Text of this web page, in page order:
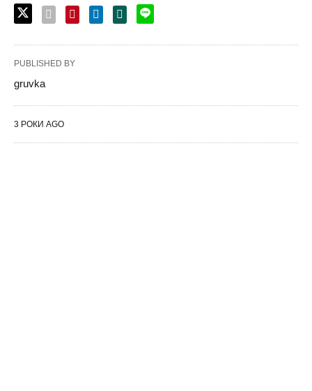
PUBLISHED BY
gruvka
3 РОКИ AGO